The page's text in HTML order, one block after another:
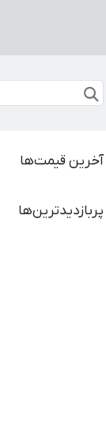
آخرین قیمت‌ها
پربازدیدترین‌ها